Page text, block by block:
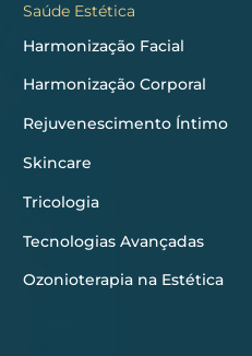
Saúde Estética
Harmonização Facial
Harmonização Corporal
Rejuvenescimento Íntimo
Skincare
Tricologia
Tecnologias Avançadas
Ozonioterapia na Estética